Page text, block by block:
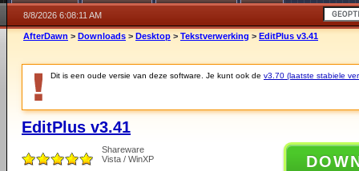
8/8/2026 6:08:11 AM
AfterDawn > Downloads > Desktop > Tekstverwerking > EditPlus v3.41
Dit is een oude versie van deze software. Je kunt ook de v3.70 (laatste stabiele
EditPlus v3.41
Shareware
Vista / WinXP